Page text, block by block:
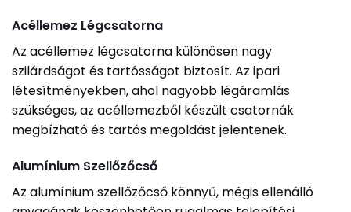
Acéllemez Légcsatorna
Az acéllemez légcsatorna különösen nagy
szilárdságot és tartósságot biztosít. Az ipari
létesítményekben, ahol nagyobb légáramlás
szükséges, az acéllemezből készült csatornák
megbízható és tartós megoldást jelentenek.
Alumínium Szellőzőcső
Az alumínium szellőzőcső könnyű, mégis ellenálló